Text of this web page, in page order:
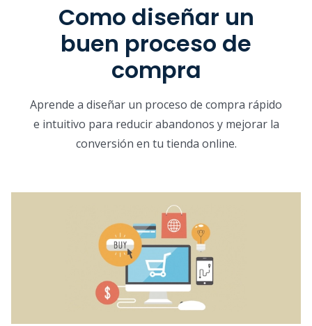
Como diseñar un
buen proceso de
compra
Aprende a diseñar un proceso de compra rápido
e intuitivo para reducir abandonos y mejorar la
conversión en tu tienda online.